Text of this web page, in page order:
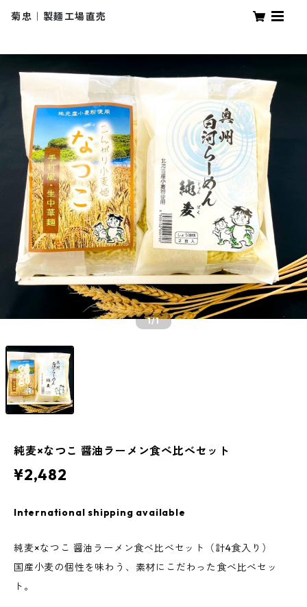
菊忠｜製麺工場直売
1/1
純麦×なつこ 醤油ラーメン食べ比べセット
¥2,482
International shipping available
純麦×なつこ 醤油ラーメン食べ比べセット（計4食入り）
国産小麦の個性を味わう、素材にこだわった食べ比べセッ
ト。